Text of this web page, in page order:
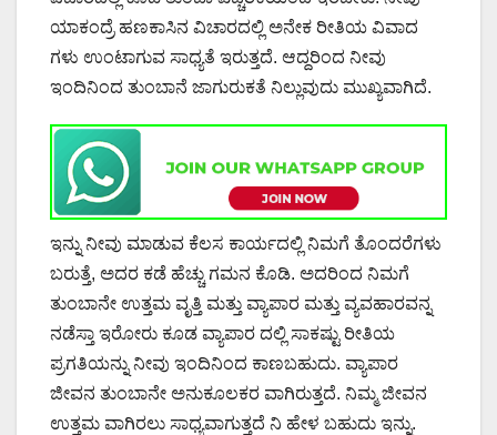
ಯಾಕಂದ್ರೆ ಹಣಕಾಸಿನ ವಿಚಾರದಲ್ಲಿ ಅನೇಕ ರೀತಿಯ ವಿವಾದ
ಗಳು ಉಂಟಾಗುವ ಸಾಧ್ಯತೆ ಇರುತ್ತದೆ. ಆದ್ದರಿಂದ ನೀವು
ಇಂದಿನಿಂದ ತುಂಬಾನೆ ಜಾಗುರುಕತೆ ನಿಲ್ಲುವುದು ಮುಖ್ಯವಾಗಿದೆ.
ಇನ್ನು ನೀವು ಮಾಡುವ ಕೆಲಸ ಕಾರ್ಯದಲ್ಲಿ ನಿಮಗೆ ತೊಂದರೆಗಳು
ಬರುತ್ತೆ, ಅದರ ಕಡೆ ಹೆಚ್ಚು ಗಮನ ಕೊಡಿ. ಅದರಿಂದ ನಿಮಗೆ
ತುಂಬಾನೇ ಉತ್ತಮ ವೃತ್ತಿ ಮತ್ತು ವ್ಯಾಪಾರ ಮತ್ತು ವ್ಯವಹಾರವನ್ನ
ನಡೆಸ್ತಾ ಇರೋರು ಕೂಡ ವ್ಯಾಪಾರ ದಲ್ಲಿ ಸಾಕಷ್ಟು ರೀತಿಯ
ಪ್ರಗತಿಯನ್ನು ನೀವು ಇಂದಿನಿಂದ ಕಾಣಬಹುದು. ವ್ಯಾಪಾರ
ಜೀವನ ತುಂಬಾನೇ ಅನುಕೂಲಕರ ವಾಗಿರುತ್ತದೆ. ನಿಮ್ಮ ಜೀವನ
ಉತ್ತಮ ವಾಗಿರಲು ಸಾಧ್ಯವಾಗುತ್ತದೆ ನಿ ಹೇಳ ಬಹುದು ಇನ್ನು.